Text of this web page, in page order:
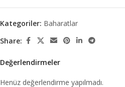
Kategoriler: Baharatlar
Share:
Değerlendirmeler
Henüz değerlendirme yapılmadı.